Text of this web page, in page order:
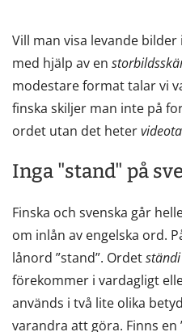
Vill man visa levande
med hjälp av en
modestare format talar vi
finska skiljer man inte på
ordet utan det heter
Inga "stand" på
Finska och svenska går
om inlån av engelska ord.
lånord ”stand”. Ordetständi
förekommer i vardagligt
används i två lite olika
varandra att göra. Finns en